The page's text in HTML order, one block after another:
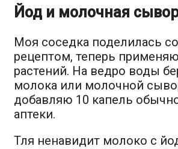
Йод и молочная
Моя соседка поделилась
рецептом, теперь
растений. На ведро воды
молока или молочной
добавляю 10 капель
аптеки.
Тля ненавидит молоко с